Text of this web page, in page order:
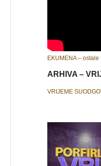
EKUMENA – ostale
ARHIVA –
VRIJEME